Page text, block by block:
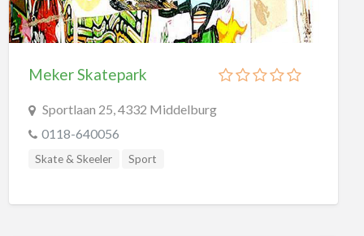
Meker Skatepark
Sportlaan 25, 4332 Middelburg
0118-640056
Skate & Skeeler Sport